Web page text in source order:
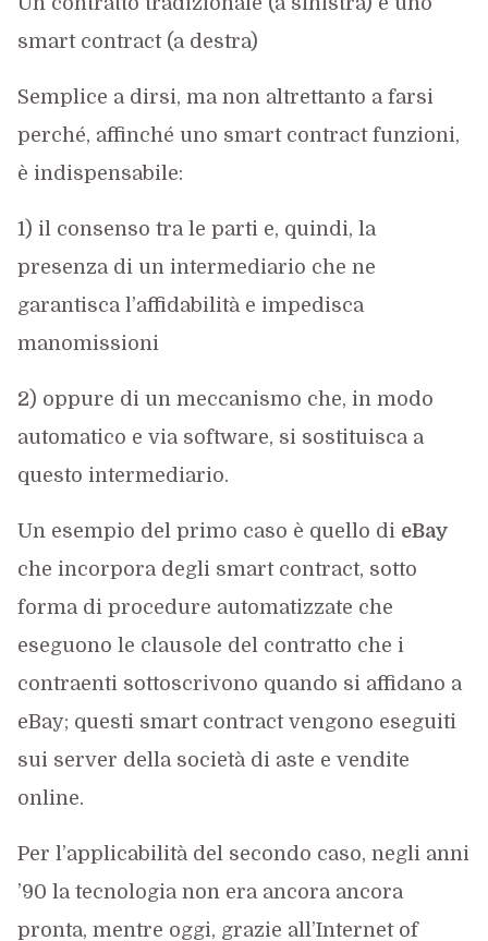
smart contract (a destra)
Semplice a dirsi, ma non altrettanto a farsi
perché, affinché uno smart contract funzioni,
è indispensabile:
1) il consenso tra le parti e, quindi, la
presenza di un intermediario che ne
garantisca l’affidabilità e impedisca
manomissioni
2) oppure di un meccanismo che, in modo
automatico e via software, si sostituisca a
questo intermediario.
Un esempio del primo caso è quello di eBay
che incorpora degli smart contract, sotto
forma di procedure automatizzate che
eseguono le clausole del contratto che i
contraenti sottoscrivono quando si affidano a
eBay; questi smart contract vengono eseguiti
sui server della società di aste e vendite
online.
Per l’applicabilità del secondo caso, negli anni
’90 la tecnologia non era ancora ancora
pronta, mentre oggi, grazie all’Internet of